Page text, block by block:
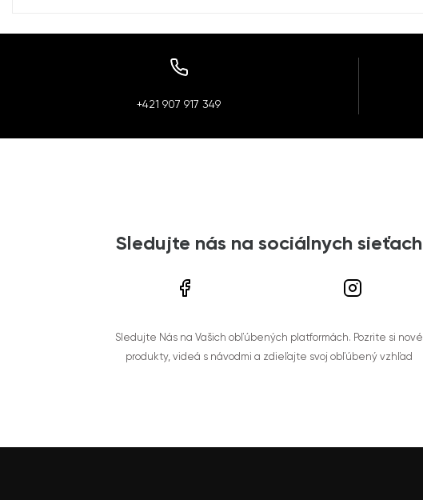
+421 907 917 349
Sledujte nás na sociálnych sieťach
Sledujte Nás na Vašich obľúbených platformách. Pozrite si nové
produkty, videá s návodmi a zdieľajte svoj obľúbený vzhľad